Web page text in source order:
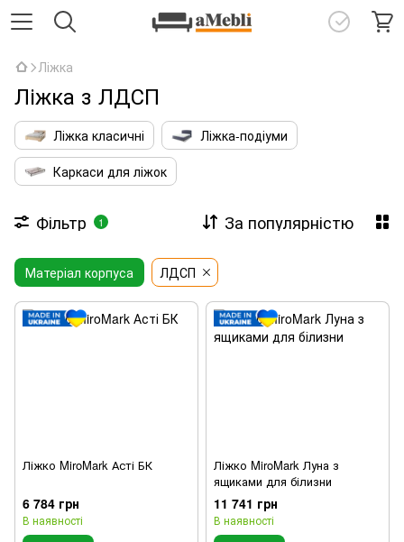
Ліжка
Ліжка з ЛДСП
Ліжка класичні
Ліжка-подіуми
Каркаси для ліжок
Фільтр 1 За популярністю
Матеріал корпуса ЛДСП
Ліжко MiroMark Асті БК
6 784 грн
В наявності
Ліжко MiroMark Луна з
ящиками для білизни
11 741 грн
В наявності